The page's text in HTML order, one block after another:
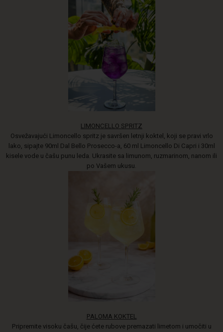
LIMONCELLO SPRITZ
Osvežavajući Limoncello spritz je savršen letnji koktel, koji se pravi vrlo
lako, sipajte 90ml Dal Bello Prosecco-a, 60 ml Limoncello Di Capri i 30ml
kisele vode u čašu punu leda. Ukrasite sa limunom, ruzmarinom, nanom ili
po Vašem ukusu.
PALOMA KOKTEL
Pripremite visoku čašu, čije ćete rubove premazati limetom i umočiti u